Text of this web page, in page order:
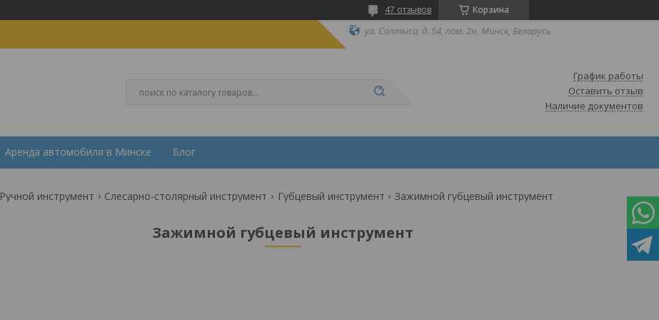
Корзина
47 отзывов
ул. Солтыса, д. 54, пом. 2н, Минск, Беларусь
График работы
Оставить отзыв
Наличие документов
Аренда автомобиля в Минске Блог
Ручной инструмент Слесарно-столярный инструмент Губцевый инструмент Зажимной губцевый инструмент
Зажимной губцевый инструмент